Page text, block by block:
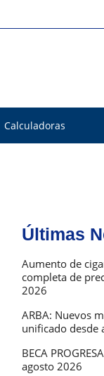
Calculadoras
Últimas
Aumento de
completa de
2026
ARBA: Nuevos
unificado desde
BECA
agosto 2026